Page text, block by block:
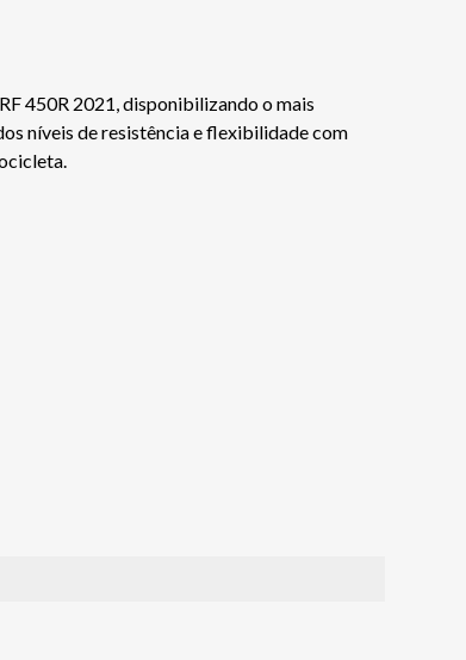
450R 2021, disponibilizando o mais
níveis de resistência e flexibilidade com